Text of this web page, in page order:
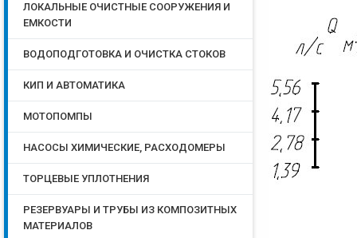
ЛОКАЛЬНЫЕ ОЧИСТНЫЕ СООРУЖЕНИЯ И
ЕМКОСТИ
ВОДОПОДГОТОВКА И ОЧИСТКА СТОКОВ
КИП И АВТОМАТИКА
МОТОПОМПЫ
НАСОСЫ ХИМИЧЕСКИЕ, РАСХОДОМЕРЫ
ТОРЦЕВЫЕ УПЛОТНЕНИЯ
РЕЗЕРВУАРЫ И ТРУБЫ ИЗ КОМПОЗИТНЫХ
МАТЕРИАЛОВ